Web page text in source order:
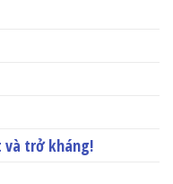
và trở kháng!